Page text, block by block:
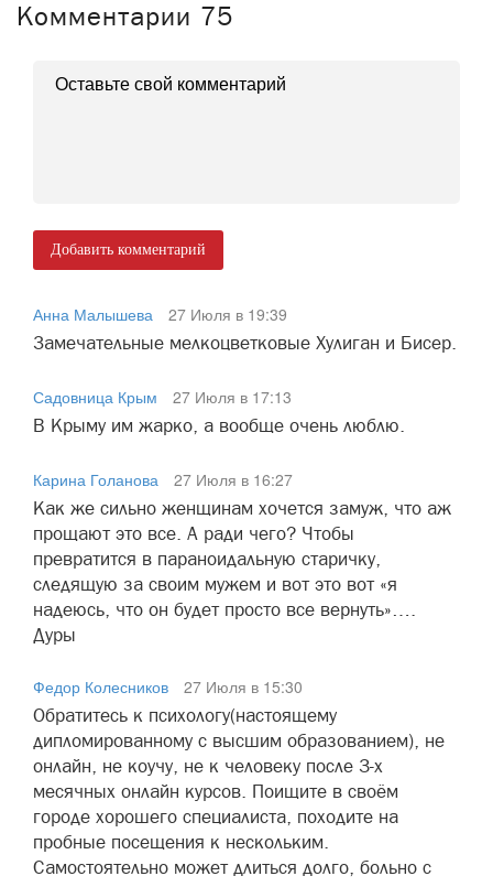
Комментарии 75
Добавить комментарий
Анна Малышева
27 Июля в 19:39
Замечательные мелкоцветковые Хулиган и Бисер.
Садовница Крым
27 Июля в 17:13
В Крыму им жарко, а вообще очень люблю.
Карина Голанова
27 Июля в 16:27
Как же сильно женщинам хочется замуж, что аж
прощают это все. А ради чего? Чтобы
превратится в параноидальную старичку,
следящую за своим мужем и вот это вот «я
надеюсь, что он будет просто все вернуть»….
Дуры
Федор Колесников
27 Июля в 15:30
Обратитесь к психологу(настоящему
дипломированному с высшим образованием), не
онлайн, не коучу, не к человеку после 3-х
месячных онлайн курсов. Поищите в своём
городе хорошего специалиста, походите на
пробные посещения к нескольким.
Самостоятельно может длиться долго, больно с